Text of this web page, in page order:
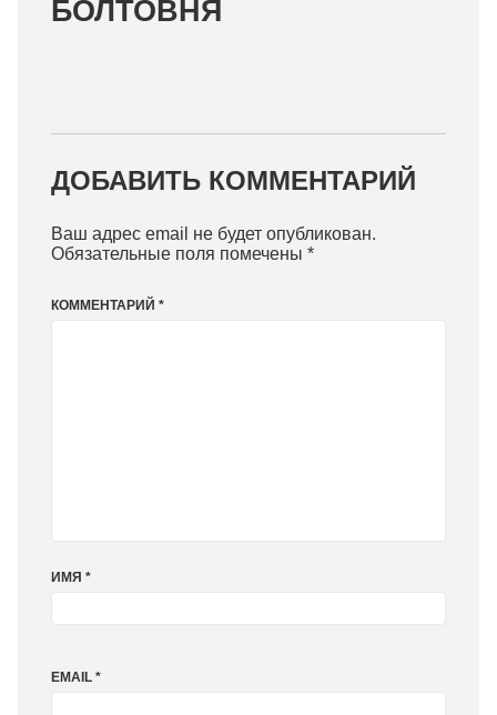
БОЛТОВНЯ
ДОБАВИТЬ КОММЕНТАРИЙ
Ваш адрес email не будет опубликован.
Обязательные поля помечены *
КОММЕНТАРИЙ *
ИМЯ *
EMAIL *